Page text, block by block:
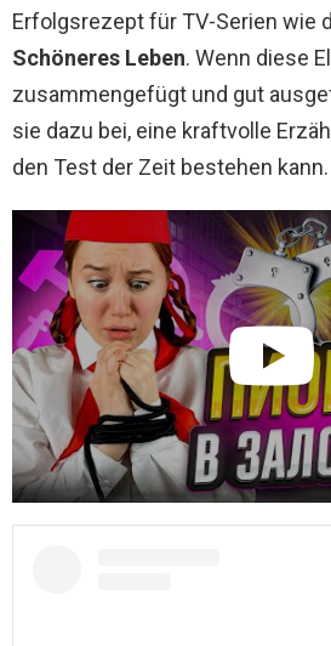
Erfolgsrezept für TV-Serien wie
Schöneres Leben. Wenn diese
zusammengefügt und gut
sie dazu bei, eine kraftvolle
den Test der Zeit bestehen kann.